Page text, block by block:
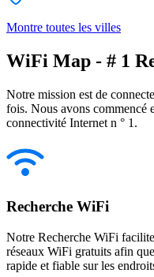
Montre toutes les villes
WiFi Map - # 1
Notre mission est de
fois. Nous avons commencé
connectivité Internet n ° 1.
Recherche WiFi
Notre Recherche WiFi
réseaux WiFi gratuits afin
rapide et fiable sur les